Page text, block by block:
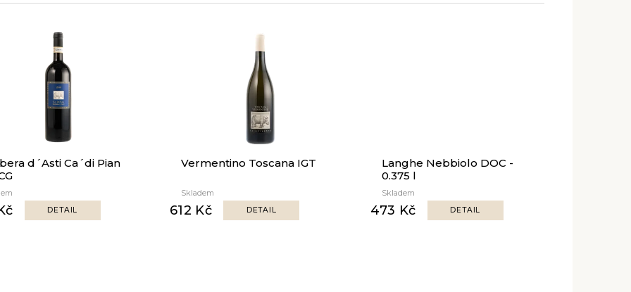
d´Asti Ca´di Pian
DETAIL
Vermentino Toscana IGT
Skladem
612 Kč DETAIL
Langhe Nebbiolo DOC -
0.375 l
Skladem
473 Kč DETAIL